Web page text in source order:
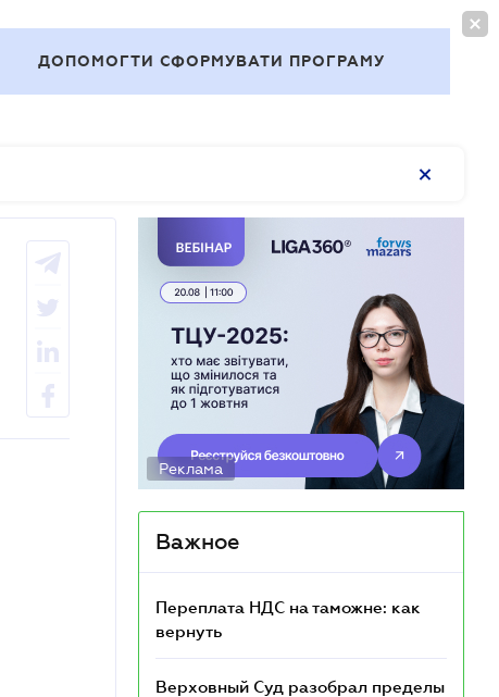
ДОПОМОГТИ СФОРМУВАТИ ПРОГРАМУ
Реклама
Важное
Переплата НДС на таможне: как
вернуть
Верховный Суд разобрал пределы